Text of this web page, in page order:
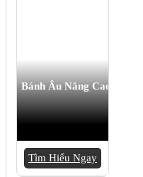
Bánh Âu Nâng Cao
Tìm Hiểu Ngay